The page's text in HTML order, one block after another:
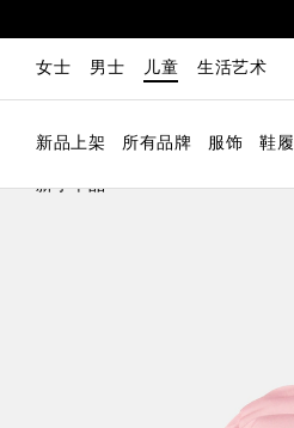
女士 男士 儿童 生活艺术
新品上架 所有品牌 服饰 鞋履
新季单品